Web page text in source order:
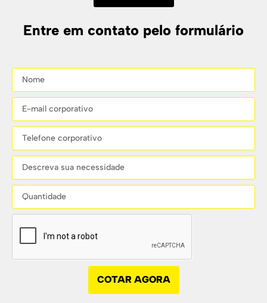
Entre em contato pelo formulário
COTAR AGORA